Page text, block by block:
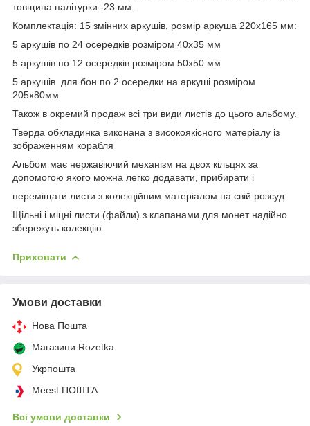
товщина палітурки -23 мм.
Комплектація: 15 змінних аркушів, розмір аркуша 220х165 мм:
5 аркушів по 24 осередків розміром 40х35 мм
5 аркушів по 12 осередків розміром 50х50 мм
5 аркушів для бон по 2 осередки на аркуші розміром
205х80мм
Також в окремий продаж всі три види листів до цього альбому.
Тверда обкладинка виконана з високоякісного матеріалу із
зображенням корабля
Альбом має нержавіючий механізм на двох кільцях за
допомогою якого можна легко додавати, прибирати і
переміщати листи з колекційним матеріалом на свій розсуд.
Щільні і міцні листи (файли) з клапанами для монет надійно
збережуть колекцію.
Приховати
Умови доставки
Нова Пошта
Магазини Rozetka
Укрпошта
Meest ПОШТА
Всі умови доставки